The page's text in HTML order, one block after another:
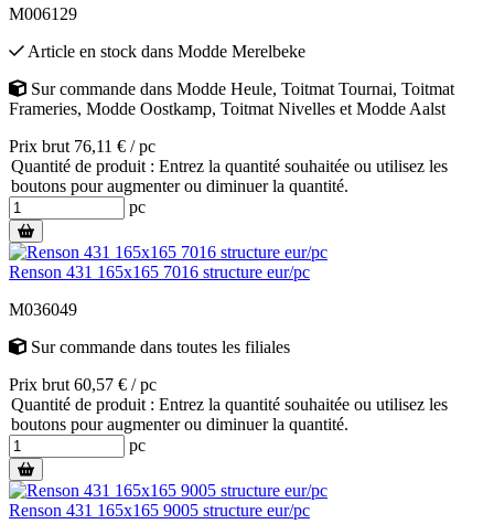
M006129
Article en stock dans Modde Merelbeke
Sur commande dans Modde Heule, Toitmat Tournai, Toitmat
Frameries, Modde Oostkamp, Toitmat Nivelles et Modde Aalst
Prix brut 76,11 € / pc
Quantité de produit : Entrez la quantité souhaitée ou utilisez les
boutons pour augmenter ou diminuer la quantité.
pc
Renson 431 165x165 7016 structure eur/pc
M036049
Sur commande dans toutes les filiales
Prix brut 60,57 € / pc
Quantité de produit : Entrez la quantité souhaitée ou utilisez les
boutons pour augmenter ou diminuer la quantité.
pc
Renson 431 165x165 9005 structure eur/pc